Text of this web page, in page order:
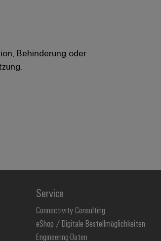
Behinderung oder
Service
Connectivity Consulting
eShop / Digitale Bestellmöglichkeiten
Engineering-Daten